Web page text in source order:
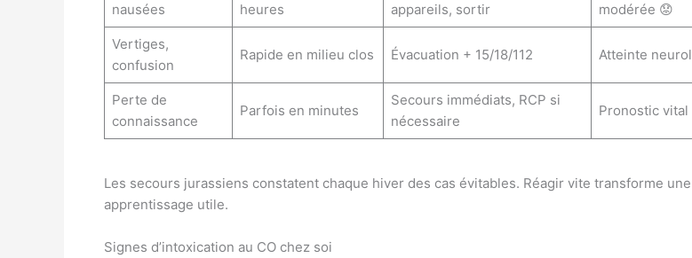
nausées
heures
appareils, sortir
modérée 😟
Vertiges,
confusion
Rapide en milieu clos Évacuation + 15/18/112 Atteinte
Perte de
connaissance
Parfois en minutes
Secours immédiats, RCP si
nécessaire
Pronostic vital
Les secours jurassiens constatent chaque hiver des cas évitables. Réagir vite transforme
apprentissage utile.
Signes d’intoxication au CO chez soi